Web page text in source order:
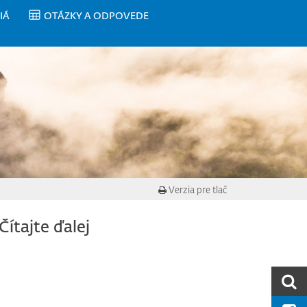
OTÁZKY A ODPOVEDE
Verzia pre tlač
ďalej